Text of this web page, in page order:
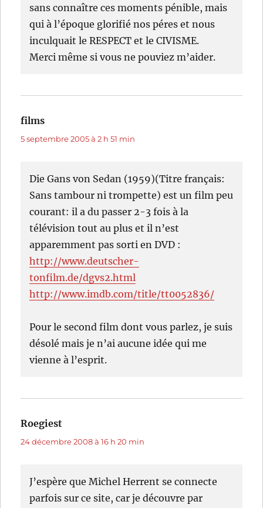
sans connaître ces moments pénible, mais
qui à l’époque glorifié nos péres et nous
inculquait le RESPECT et le CIVISME.
Merci même si vous ne pouviez m’aider.
films
5 septembre 2005 à 2 h 51 min
Die Gans von Sedan (1959)(Titre français:
Sans tambour ni trompette) est un film peu
courant: il a du passer 2-3 fois à la
télévision tout au plus et il n’est
apparemment pas sorti en DVD :
http://www.deutscher-
tonfilm.de/dgvs2.html
http://www.imdb.com/title/tt0052836/
Pour le second film dont vous parlez, je suis
désolé mais je n’ai aucune idée qui me
vienne à l’esprit.
Roegiest
24 décembre 2008 à 16 h 20 min
J’espère que Michel Herrent se connecte
parfois sur ce site, car je découvre par